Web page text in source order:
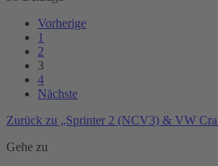
Vorherige
1
2
3
4
Nächste
Zurück zu „Sprinter 2 (NCV3) & VW
Gehe zu